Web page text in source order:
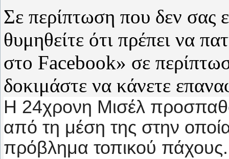
Σε περίπτωση που δεν σας
θυμηθείτε ότι πρέπει να
στο Facebook» σε
δοκιμάστε να κάνετε
Η 24χρονη Μισέλ
από τη μέση της στην
πρόβλημα τοπικού πάχους.